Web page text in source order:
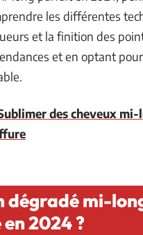
les différentes
et la finition des
et en optant
des cheveux
dégradé mi-
2024 ?